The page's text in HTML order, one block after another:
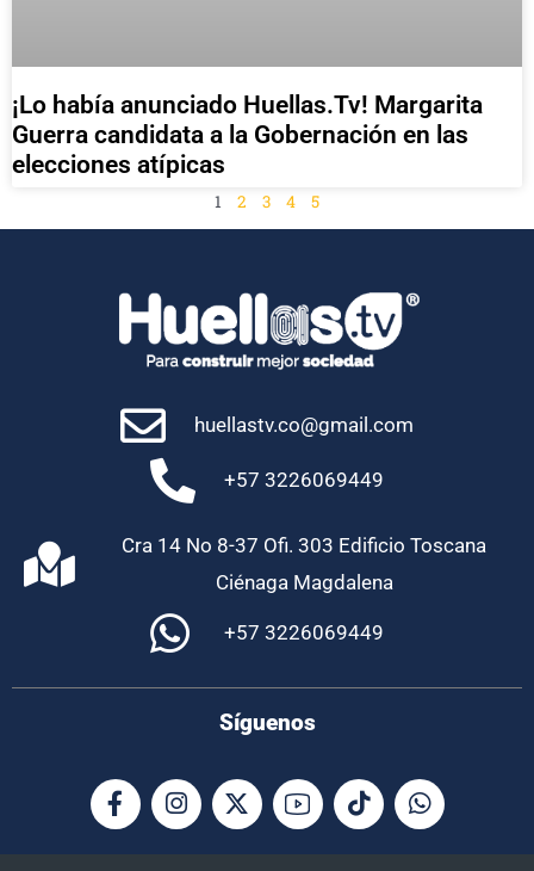
¡Lo había anunciado Huellas.Tv! Margarita
Guerra candidata a la Gobernación en las
elecciones atípicas
1 2 3 4 5
huellastv.co@gmail.com
+57 3226069449
Cra 14 No 8-37 Ofi. 303 Edificio Toscana
Ciénaga Magdalena
+57 3226069449
Síguenos